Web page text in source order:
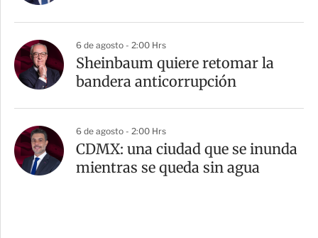
6 de agosto - 2:00 Hrs
Sheinbaum quiere retomar la
bandera anticorrupción
6 de agosto - 2:00 Hrs
CDMX: una ciudad que se inunda
mientras se queda sin agua